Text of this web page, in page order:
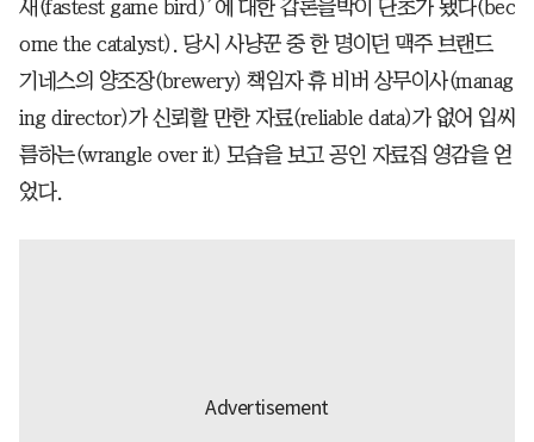
새(fastest game bird)’에 대한 갑론을박이 단초가 됐다(bec
ome the catalyst). 당시 사냥꾼 중 한 명이던 맥주 브랜드
기네스의 양조장(brewery) 책임자 휴 비버 상무이사(manag
ing director)가 신뢰할 만한 자료(reliable data)가 없어 입씨
름하는(wrangle over it) 모습을 보고 공인 자료집 영감을 얻
었다.